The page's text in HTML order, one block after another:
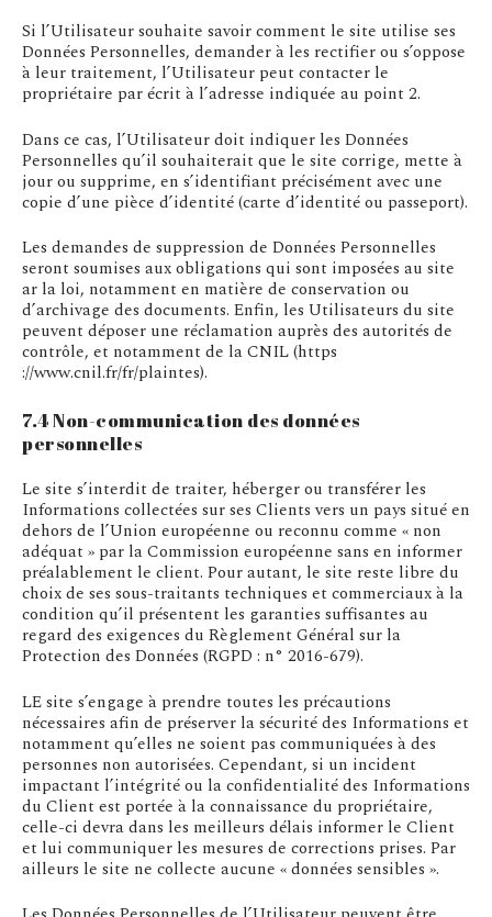
Si l’Utilisateur souhaite savoir comment le site utilise ses
Données Personnelles, demander à les rectifier ou s’oppose
à leur traitement, l’Utilisateur peut contacter le
propriétaire par écrit à l’adresse indiquée au point 2.
Dans ce cas, l’Utilisateur doit indiquer les Données
Personnelles qu’il souhaiterait que le site corrige, mette à
jour ou supprime, en s’identifiant précisément avec une
copie d’une pièce d’identité (carte d’identité ou passeport).
Les demandes de suppression de Données Personnelles
seront soumises aux obligations qui sont imposées au site
ar la loi, notamment en matière de conservation ou
d’archivage des documents. Enfin, les Utilisateurs du site
peuvent déposer une réclamation auprès des autorités de
contrôle, et notamment de la CNIL (https
://www.cnil.fr/fr/plaintes).
7.4 Non-communication des données
personnelles
Le site s’interdit de traiter, héberger ou transférer les
Informations collectées sur ses Clients vers un pays situé en
dehors de l’Union européenne ou reconnu comme « non
adéquat » par la Commission européenne sans en informer
préalablement le client. Pour autant, le site reste libre du
choix de ses sous-traitants techniques et commerciaux à la
condition qu’il présentent les garanties suffisantes au
regard des exigences du Règlement Général sur la
Protection des Données (RGPD : n° 2016-679).
LE site s’engage à prendre toutes les précautions
nécessaires afin de préserver la sécurité des Informations et
notamment qu’elles ne soient pas communiquées à des
personnes non autorisées. Cependant, si un incident
impactant l’intégrité ou la confidentialité des Informations
du Client est portée à la connaissance du propriétaire,
celle-ci devra dans les meilleurs délais informer le Client
et lui communiquer les mesures de corrections prises. Par
ailleurs le site ne collecte aucune « données sensibles ».